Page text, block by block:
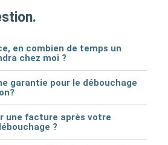
en combien de temps un
chez moi ?
garantie pour le débouchage
une facture après votre
?